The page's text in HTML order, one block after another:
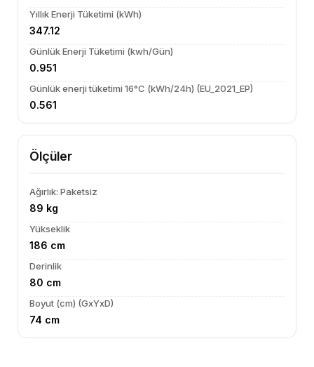
Yıllık Enerji Tüketimi (kWh)
347.12
Günlük Enerji Tüketimi (kwh/Gün)
0.951
Günlük enerji tüketimi 16°C (kWh/24h) (EU_2021_EP)
0.561
Ölçüler
Ağırlık: Paketsiz
89 kg
Yükseklik
186 cm
Derinlik
80 cm
Boyut (cm) (GxYxD)
74 cm